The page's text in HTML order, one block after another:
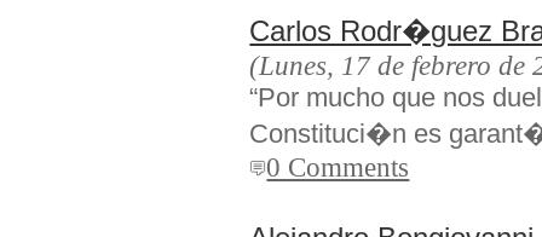
Carlos Rodr�guez
(Lunes, 17 de febrero de
“Por mucho que nos
Constituci�n es
0 Comments